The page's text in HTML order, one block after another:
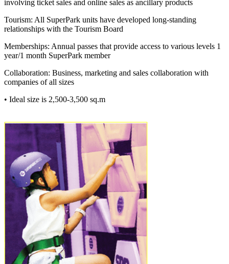
involving ticket sales and online sales as ancillary products
Tourism: All SuperPark units have developed long-standing
relationships with the Tourism Board
Memberships: Annual passes that provide access to various levels 1
year/1 month SuperPark member
Collaboration: Business, marketing and sales collaboration with
companies of all sizes
• Ideal size is 2,500-3,500 sq.m